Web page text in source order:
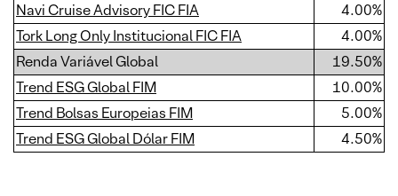
Navi Cruise Advisory FIC FIA
4.00%
Tork Long Only Institucional FIC FIA
4.00%
Renda Variável Global
19.50%
Trend ESG Global FIM
10.00%
Trend Bolsas Europeias FIM
5.00%
Trend ESG Global Dólar FIM
4.50%